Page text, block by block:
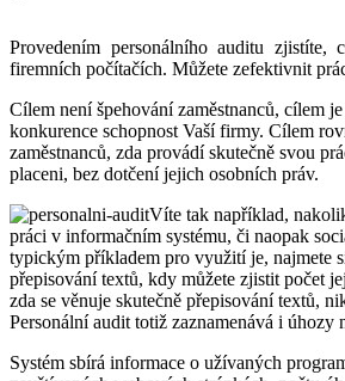
Provedením personálního auditu zjistíte,
firemních počítačích. Můžete zefektivnit
Cílem není špehování zaměstnanců, cílem
konkurence schopnost Vaší firmy. Cílem
zaměstnanců, zda provádí skutečně svou
placeni, bez dotčení jejich osobních práv.
Víte tak například,
práci v informačním systému, či naopak
typickým příkladem pro využití je, najmete
přepisování textů, kdy můžete zjistit počet
zda se věnuje skutečně přepisování textů,
Personální audit totiž zaznamenává i úhozy
Systém sbírá informace o užívaných